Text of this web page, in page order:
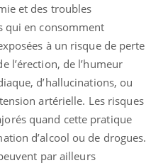
et des troubles
qui en consomment
à un risque de perte
l’érection, de l’humeur
d’hallucinations, ou
artérielle. Les risques
quand cette pratique
d’alcool ou de drogues.
par ailleurs